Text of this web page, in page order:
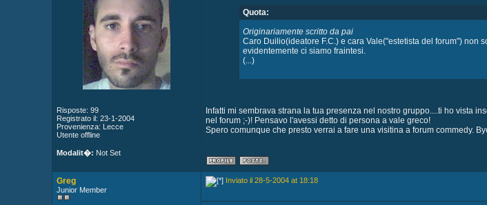
Risposte: 99
Registrato il: 23-1-2004
Provenienza: Lecce
Utente offline
Modalit�: Not Set
Quota:
Originariamente scritto da pai
Caro Duilio(ideatore F.C.) e cara Vale("estetista del forum") non
evidentemente ci siamo fraintesi.
(...)
Infatti mi sembrava strana la tua presenza nel nostro gruppo....ti ho vista
nel forum ;-)! Pensavo l'avessi detto di persona a vale greco!
Spero comunque che presto verrai a fare una visitina a forum commedy.
Greg
Junior Member
Inviato il 28-5-2004 at 18:18